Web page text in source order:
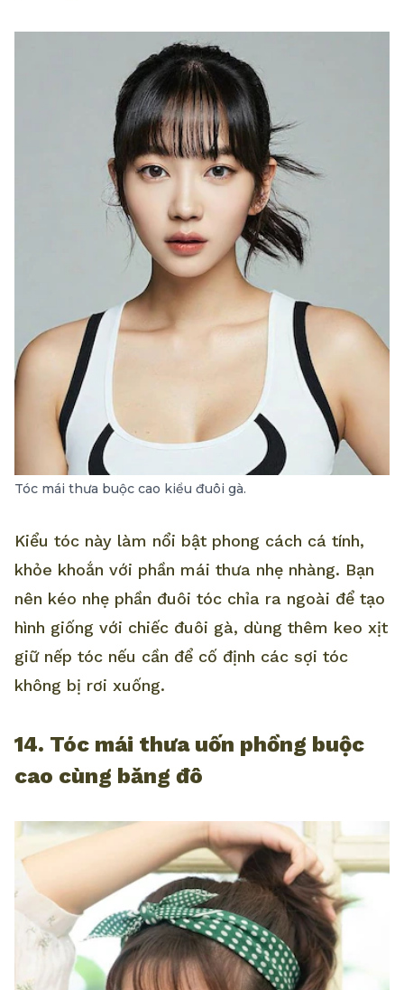
Tóc mái thưa buộc cao kiểu đuôi gà.
Kiểu tóc này làm nổi bật phong cách cá tính,
khỏe khoắn với phần mái thưa nhẹ nhàng. Bạn
nên kéo nhẹ phần đuôi tóc chỉa ra ngoài để tạo
hình giống với chiếc đuôi gà, dùng thêm keo xịt
giữ nếp tóc nếu cần để cố định các sợi tóc
không bị rơi xuống.
14. Tóc mái thưa uốn phồng buộc
cao cùng băng đô